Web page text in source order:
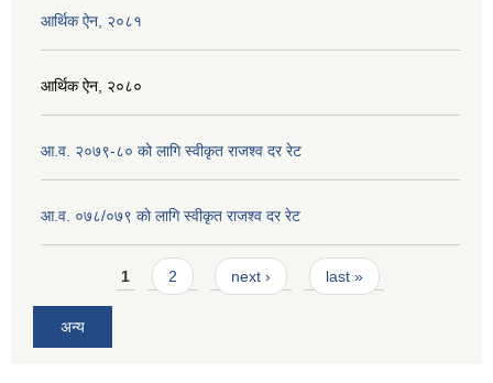
आर्थिक ऐन, २०८१
आर्थिक ऐन, २०८०
आ.व. २०७९-८० को लागि स्वीकृत राजश्व दर रेट
आ.व. ०७८/०७९ काे लागि स्वीकृत राजश्व दर रेट
Pages1 2 next › last »
अन्य